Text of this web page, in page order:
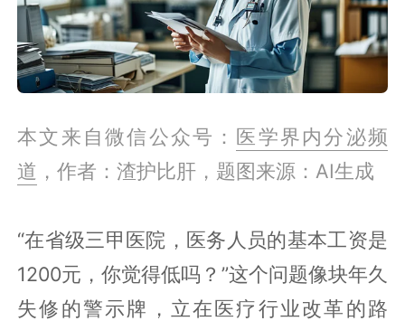
本文来自微信公众号： 医学界内分泌频
道 ，作者：渣护比肝，题图来源：AI生成
“在省级三甲医院，医务人员的基本工资是
1200元，你觉得低吗？”这个问题像块年久
失修的警示牌，立在医疗行业改革的路